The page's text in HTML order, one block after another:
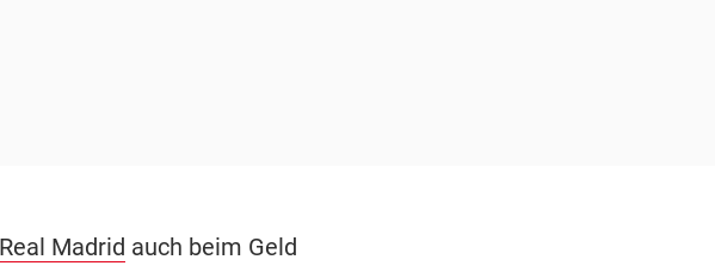
Real Madrid auch beim Geld